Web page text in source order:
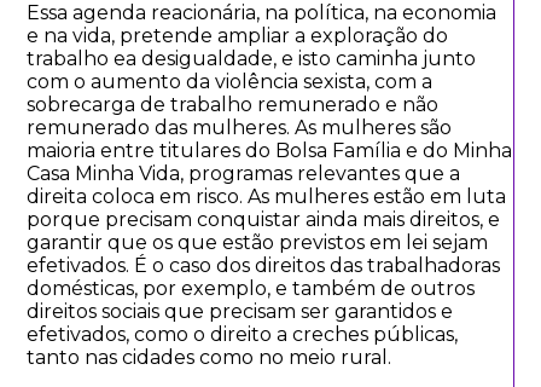
Essa agenda reacionária, na política, na economia
e na vida, pretende ampliar a exploração do
trabalho ea desigualdade, e isto caminha junto
com o aumento da violência sexista, com a
sobrecarga de trabalho remunerado e não
remunerado das mulheres. As mulheres são
maioria entre titulares do Bolsa Família e do Minha
Casa Minha Vida, programas relevantes que a
direita coloca em risco. As mulheres estão em luta
porque precisam conquistar ainda mais direitos, e
garantir que os que estão previstos em lei sejam
efetivados. É o caso dos direitos das trabalhadoras
domésticas, por exemplo, e também de outros
direitos sociais que precisam ser garantidos e
efetivados, como o direito a creches públicas,
tanto nas cidades como no meio rural.